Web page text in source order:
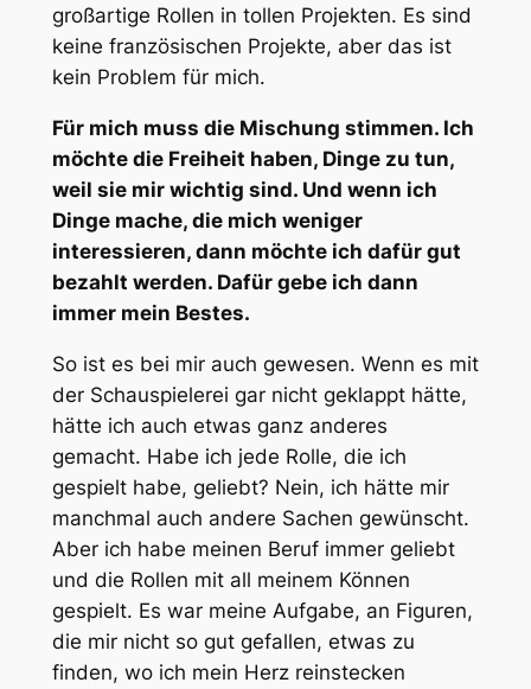
großartige Rollen in tollen Projekten. Es sind
keine französischen Projekte, aber das ist
kein Problem für mich.
Für mich muss die Mischung stimmen. Ich
möchte die Freiheit haben, Dinge zu tun,
weil sie mir wichtig sind. Und wenn ich
Dinge mache, die mich weniger
interessieren, dann möchte ich dafür gut
bezahlt werden. Dafür gebe ich dann
immer mein Bestes.
So ist es bei mir auch gewesen. Wenn es mit
der Schauspielerei gar nicht geklappt hätte,
hätte ich auch etwas ganz anderes
gemacht. Habe ich jede Rolle, die ich
gespielt habe, geliebt? Nein, ich hätte mir
manchmal auch andere Sachen gewünscht.
Aber ich habe meinen Beruf immer geliebt
und die Rollen mit all meinem Können
gespielt. Es war meine Aufgabe, an Figuren,
die mir nicht so gut gefallen, etwas zu
finden, wo ich mein Herz reinstecken